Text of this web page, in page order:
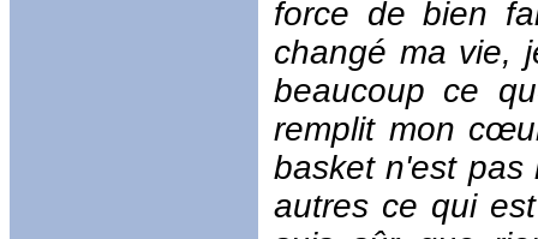
force de bien
changé ma vie,
beaucoup ce
remplit mon
basket n'est pas
autres ce qui